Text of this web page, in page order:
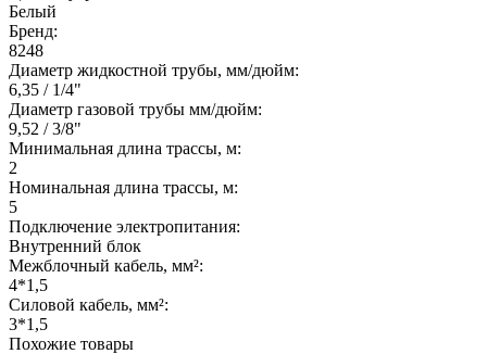
Белый
Бренд:
8248
Диаметр жидкостной трубы, мм/дюйм:
6,35 / 1/4"
Диаметр газовой трубы мм/дюйм:
9,52 / 3/8"
Минимальная длина трассы, м:
2
Номинальная длина трассы, м:
5
Подключение электропитания:
Внутренний блок
Межблочный кабель, мм²:
4*1,5
Силовой кабель, мм²:
3*1,5
Похожие товары